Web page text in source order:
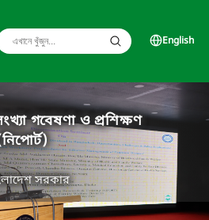
English
গবেষণা ও প্রশিক্ষণ
সরকার